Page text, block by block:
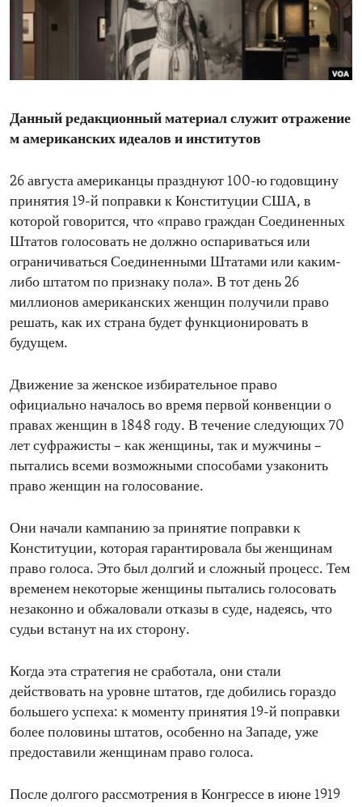
ENVIRONMENT AND HEALTH
IDEALS AND INSTITUTIONS
Данный редакционный материал служит отражение
м американских идеалов и институтов
26 августа американцы празднуют 100-ю годовщину
принятия 19-й поправки к Конституции США, в
которой говорится, что «право граждан Соединенных
Штатов голосовать не должно оспариваться или
ограничиваться Соединенными Штатами или каким-
либо штатом по признаку пола». В тот день 26
миллионов американских женщин получили право
решать, как их страна будет функционировать в
будущем.
Движение за женское избирательное право
официально началось во время первой конвенции о
правах женщин в 1848 году. В течение следующих 70
лет суфражисты – как женщины, так и мужчины –
пытались всеми возможными способами узаконить
право женщин на голосование.
Они начали кампанию за принятие поправки к
Конституции, которая гарантировала бы женщинам
право голоса. Это был долгий и сложный процесс. Тем
временем некоторые женщины пытались голосовать
незаконно и обжаловали отказы в суде, надеясь, что
судьи встанут на их сторону.
Когда эта стратегия не сработала, они стали
действовать на уровне штатов, где добились гораздо
большего успеха: к моменту принятия 19-й поправки
более половины штатов, особенно на Западе, уже
предоставили женщинам право голоса.
После долгого рассмотрения в Конгрессе в июне 1919